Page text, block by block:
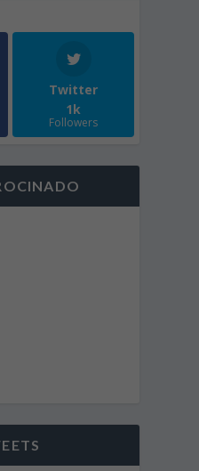
Twitter
1k
Followers